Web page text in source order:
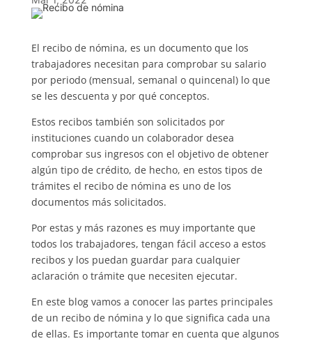
El recibo de nómina, es un documento que los
trabajadores necesitan para comprobar su salario
por periodo (mensual, semanal o quincenal) lo que
se les descuenta y por qué conceptos.
Estos recibos también son solicitados por
instituciones cuando un colaborador desea
comprobar sus ingresos con el objetivo de obtener
algún tipo de crédito, de hecho, en estos tipos de
trámites el recibo de nómina es uno de los
documentos más solicitados.
Por estas y más razones es muy importante que
todos los trabajadores, tengan fácil acceso a estos
recibos y los puedan guardar para cualquier
aclaración o trámite que necesiten ejecutar.
En este blog vamos a conocer las partes principales
de un recibo de nómina y lo que significa cada una
de ellas. Es importante tomar en cuenta que algunos